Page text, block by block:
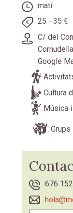
matí
25 - 35 €
C/ del
Google
Cultura
Música
Grups
676